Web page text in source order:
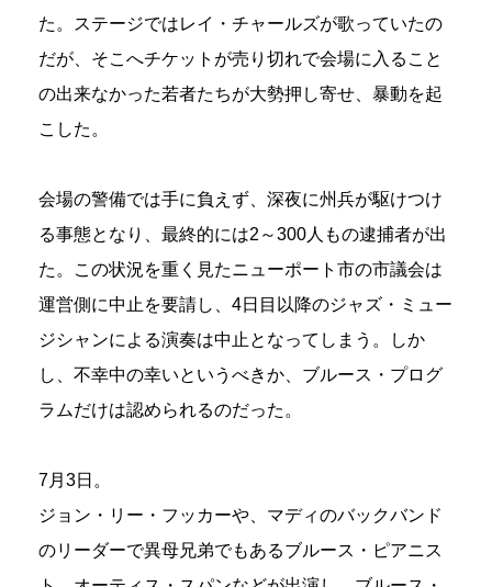
た。ステージではレイ・チャールズが歌っていたの
だが、そこへチケットが売り切れで会場に入ること
の出来なかった若者たちが大勢押し寄せ、暴動を起
こした。
会場の警備では手に負えず、深夜に州兵が駆けつけ
る事態となり、最終的には2～300人もの逮捕者が出
た。この状況を重く見たニューポート市の市議会は
運営側に中止を要請し、4日目以降のジャズ・ミュー
ジシャンによる演奏は中止となってしまう。しか
し、不幸中の幸いというべきか、ブルース・プログ
ラムだけは認められるのだった。
7月3日。
ジョン・リー・フッカーや、マディのバックバンド
のリーダーで異母兄弟でもあるブルース・ピアニス